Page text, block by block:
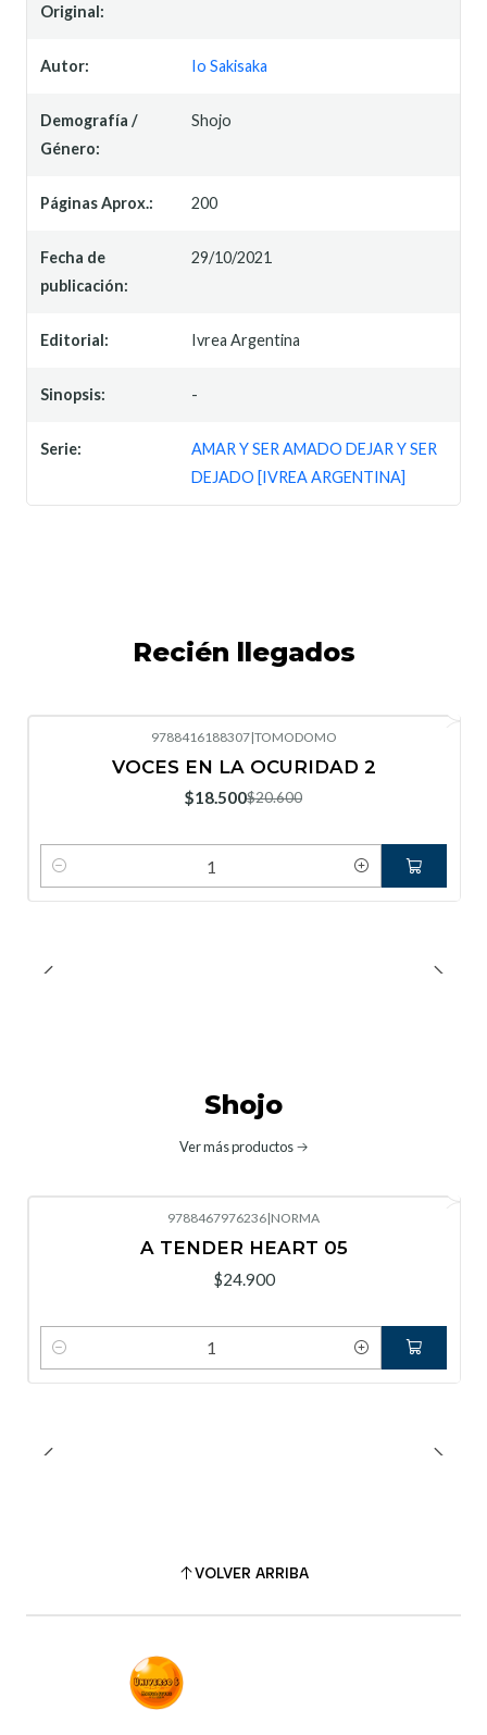
Original:
Autor: Io Sakisaka
Demografía /
Género:
Shojo
Páginas Aprox.: 200
Fecha de
publicación:
29/10/2021
Editorial: Ivrea Argentina
Sinopsis: -
Serie:
AMAR Y SER AMADO DEJAR Y SER
DEJADO [IVREA ARGENTINA]
Recién llegados
9788416188307|TOMODOMO
VOCES EN LA OCURIDAD 2
$18.500$20.600
Cantidad
Shojo
Ver más productos
9788467976236|NORMA
A TENDER HEART 05
$24.900
Cantidad
VOLVER ARRIBA